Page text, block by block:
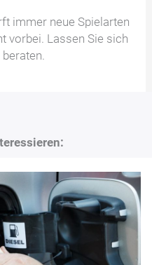
immer neue Spielarten
vorbei. Lassen Sie sich